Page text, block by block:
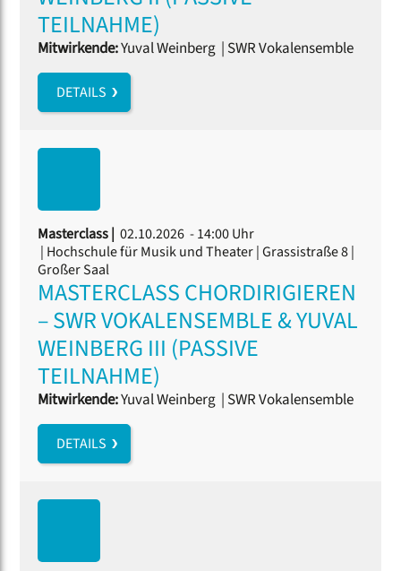
TEILNAHME)
Mitwirkende:Yuval Weinberg | SWR Vokalensemble
DETAILS
Masterclass | 02.10.2026 - 14:00 Uhr
| Hochschule für Musik und Theater | Grassistraße 8 |
Großer Saal
MASTERCLASS CHORDIRIGIEREN
– SWR VOKALENSEMBLE & YUVAL
WEINBERG III (PASSIVE
TEILNAHME)
Mitwirkende:Yuval Weinberg | SWR Vokalensemble
DETAILS